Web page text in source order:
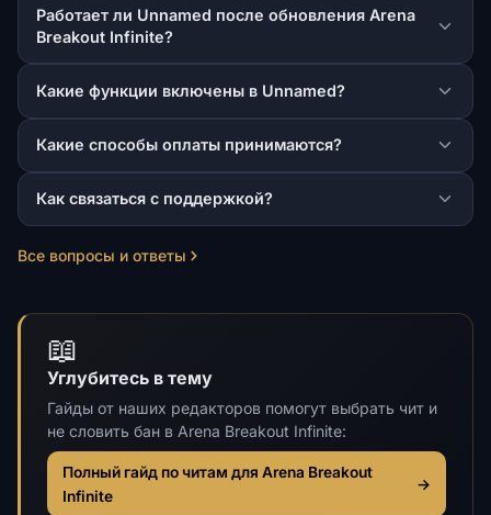
Работает ли Unnamed после обновления Arena
Breakout Infinite?
Какие функции включены в Unnamed?
Какие способы оплаты принимаются?
Как связаться с поддержкой?
Все вопросы и ответы
📖
Углубитесь в тему
Гайды от наших редакторов помогут выбрать чит и
не словить бан в Arena Breakout Infinite:
Полный гайд по читам для Arena Breakout
Infinite
→